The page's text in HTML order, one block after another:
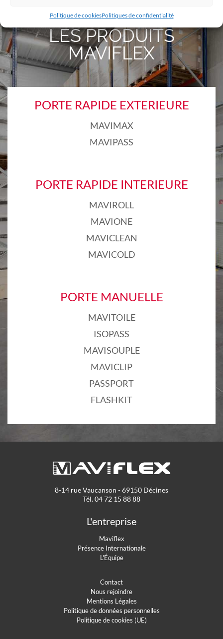
Politique de cookiesPolitiques de confidentialité
LES PRODUITS
MAVIFLEX
PORTE RAPIDE EXTERIEURE
MAVIMAX
MAVIPASS
PORTE RAPIDE INTERIEURE
MAVIROLL
MAVIONE
MAVICLEAN
MAVICOLD
PORTE MANUELLE
MAVITOILE
ISOPASS
MAVISOUPLE
MAVICLIP
PASSPORT
FLASHKIT
8-14 rue Vaucanson - 69150 Décines
Tél. 04 72 15 88 88
L'entreprise
Maviflex
Présence Internationale
L'Équipe
Contact
Nous rejoindre
Mentions Légales
Politique de données personnelles
Politique de cookies (UE)